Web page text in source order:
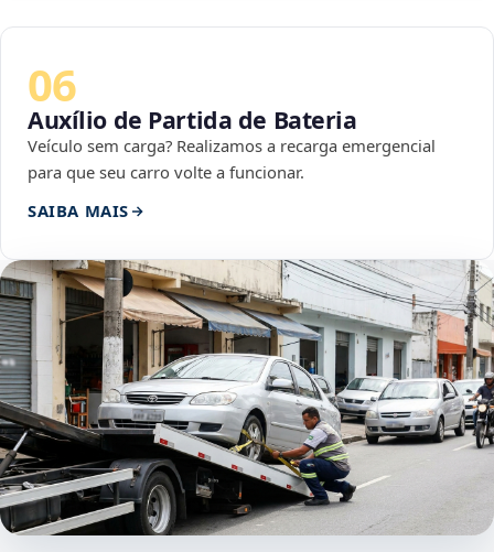
06
Auxílio de Partida de Bateria
Veículo sem carga? Realizamos a recarga emergencial
para que seu carro volte a funcionar.
SAIBA MAIS